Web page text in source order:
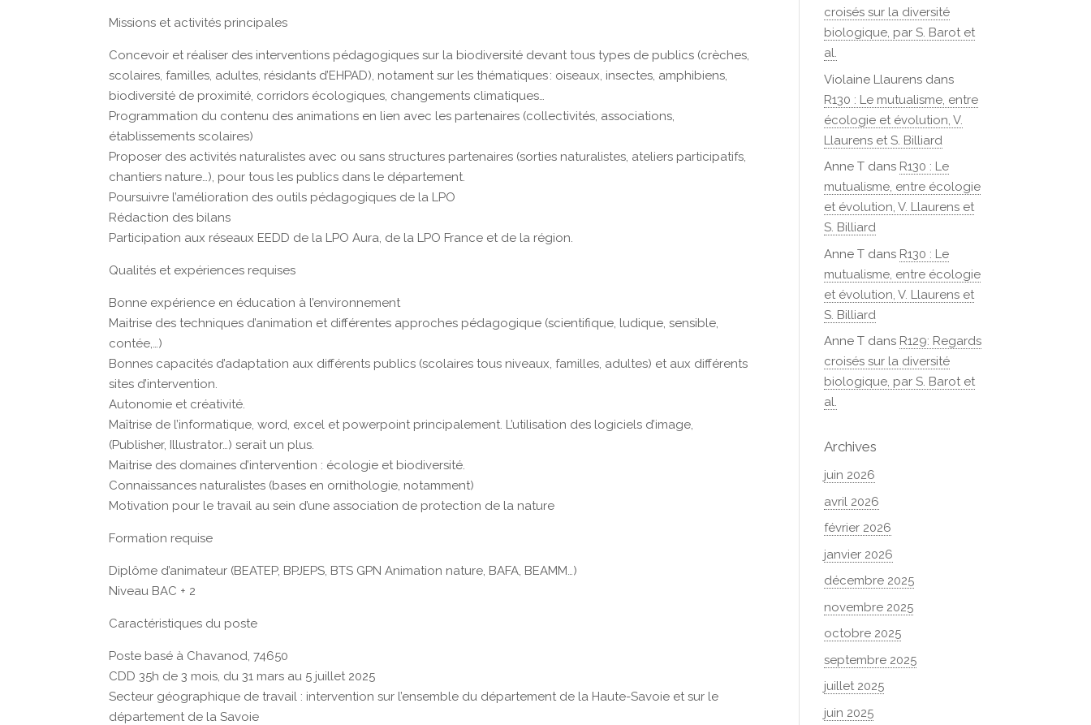
Missions et activités principales
Concevoir et réaliser des interventions pédagogiques sur la biodiversité devant tous types de publics (crèches,
scolaires, familles, adultes, résidants d’EHPAD), notament sur les thématiques : oiseaux, insectes, amphibiens,
biodiversité de proximité, corridors écologiques, changements climatiques…
Programmation du contenu des animations en lien avec les partenaires (collectivités, associations,
établissements scolaires)
Proposer des activités naturalistes avec ou sans structures partenaires (sorties naturalistes, ateliers participatifs,
chantiers nature…), pour tous les publics dans le département.
Poursuivre l’amélioration des outils pédagogiques de la LPO
Rédaction des bilans
Participation aux réseaux EEDD de la LPO Aura, de la LPO France et de la région.
Qualités et expériences requises
Bonne expérience en éducation à l’environnement
Maitrise des techniques d’animation et différentes approches pédagogique (scientifique, ludique, sensible,
contée,…)
Bonnes capacités d’adaptation aux différents publics (scolaires tous niveaux, familles, adultes) et aux différents
sites d’intervention.
Autonomie et créativité.
Maîtrise de l’informatique, word, excel et powerpoint principalement. L’utilisation des logiciels d’image,
(Publisher, Illustrator…) serait un plus.
Maitrise des domaines d’intervention : écologie et biodiversité.
Connaissances naturalistes (bases en ornithologie, notamment)
Motivation pour le travail au sein d’une association de protection de la nature
Formation requise
Diplôme d’animateur (BEATEP, BPJEPS, BTS GPN Animation nature, BAFA, BEAMM…)
Niveau BAC + 2
Caractéristiques du poste
Poste basé à Chavanod, 74650
CDD 35h de 3 mois, du 31 mars au 5 juillet 2025
Secteur géographique de travail : intervention sur l’ensemble du département de la Haute-Savoie et sur le
département de la Savoie
croisés sur la diversité
biologique, par S. Barot et
al.
Violaine Llaurens dans
R130 : Le mutualisme, entre
écologie et évolution, V.
Llaurens et S. Billiard
Anne T dans R130 : Le
mutualisme, entre écologie
et évolution, V. Llaurens et
S. Billiard
Anne T dans R130 : Le
mutualisme, entre écologie
et évolution, V. Llaurens et
S. Billiard
Anne T dans R129: Regards
croisés sur la diversité
biologique, par S. Barot et
al.
Archives
juin 2026
avril 2026
février 2026
janvier 2026
décembre 2025
novembre 2025
octobre 2025
septembre 2025
juillet 2025
juin 2025